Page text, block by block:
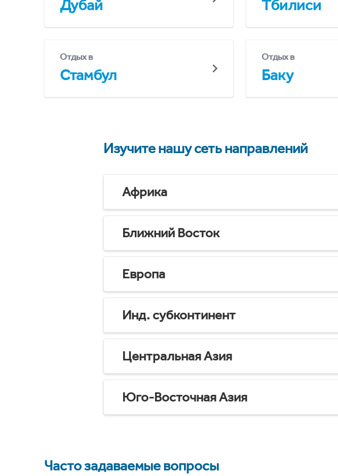
Дубай Тбилиси
Отдых в
Стамбул
Отдых в
Баку
Изучите нашу сеть направлений
Африка
Ближний Восток
Европа
Инд. субконтинент
Центральная Азия
Юго-Восточная Азия
Часто задаваемые вопросы